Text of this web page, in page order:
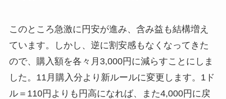
このところ急激に円安が進み、含み益も結構増え
ています。しかし、逆に割安感もなくなってきた
ので、購入額を各々月3,000円に減らすことにしま
した。11月購入分より新ルールに変更します。1ド
ル＝110円よりも円高になれば、また4,000円に戻